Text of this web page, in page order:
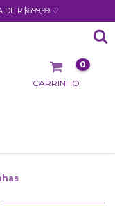
DE R$699,99 ♡
CARRINHO
0